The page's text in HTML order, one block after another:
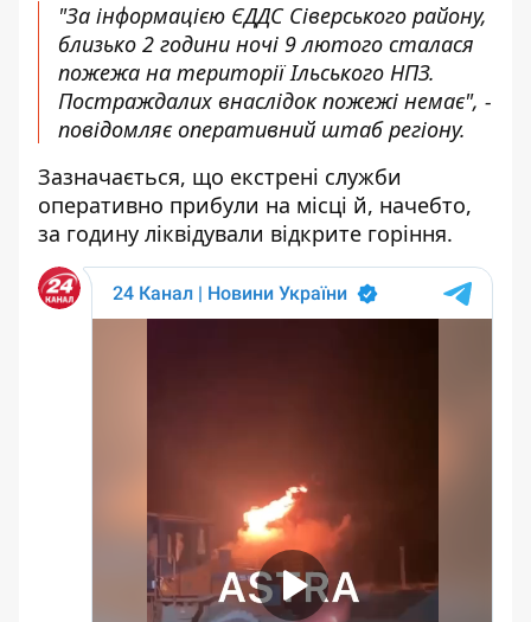
"За інформацією ЄДДС Сіверського району,
близько 2 години ночі 9 лютого сталася
пожежа на території Ільського НПЗ.
Постраждалих внаслідок пожежі немає", -
повідомляє оперативний штаб регіону.
Зазначається, що екстрені служби
оперативно прибули на місці й, начебто,
за годину ліквідували відкрите горіння.